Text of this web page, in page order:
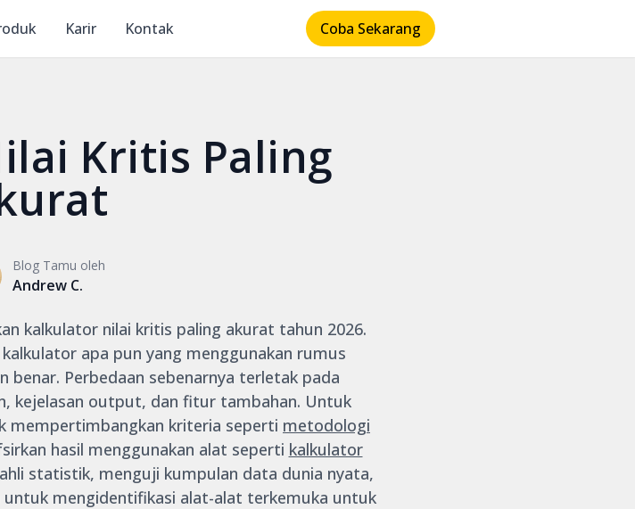
Karir Kontak Coba Sekarang
Kritis Paling
Blog Tamu oleh
Andrew C.
kalkulator nilai kritis paling akurat tahun 2026.
apa pun yang menggunakan rumus
benar. Perbedaan sebenarnya terletak pada
kejelasan output, dan fitur tambahan. Untuk
mempertimbangkan kriteria seperti metodologi
hasil menggunakan alat seperti kalkulator
statistik, menguji kumpulan data dunia nyata,
untuk mengidentifikasi alat-alat terkemuka untuk